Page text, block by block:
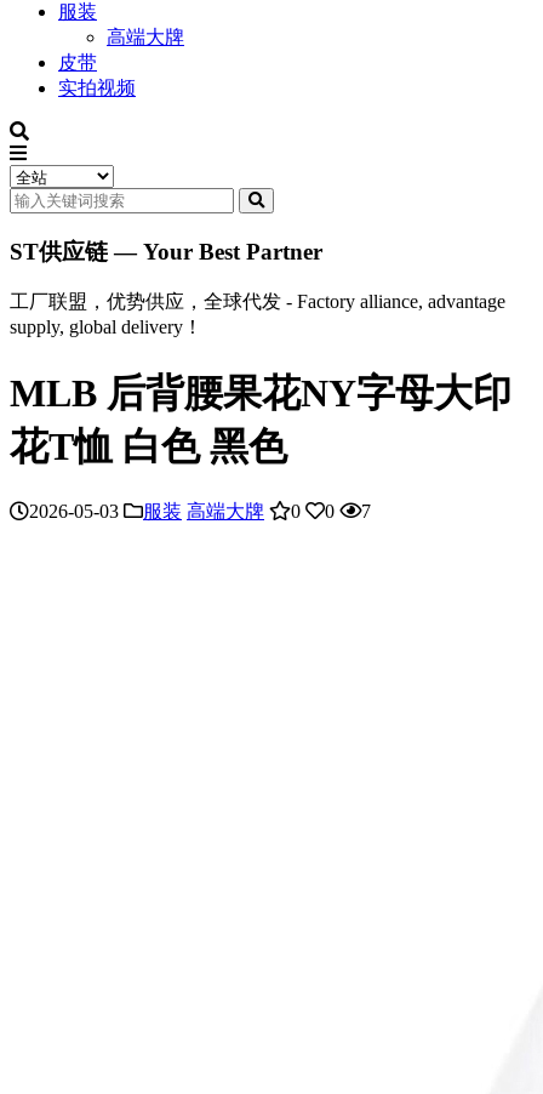
服装
高端大牌
皮带
实拍视频
ST供应链 — Your Best Partner
工厂联盟，优势供应，全球代发 - Factory alliance, advantage
supply, global delivery！
MLB 后背腰果花NY字母大印
花T恤 白色 黑色
2026-05-03 服装 高端大牌 0 0 7